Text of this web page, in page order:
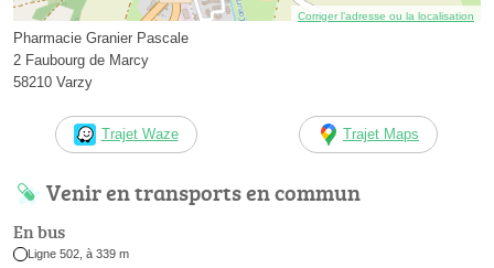
Corriger l’adresse ou la localisation
Pharmacie Granier Pascale
2 Faubourg de Marcy
58210 Varzy
Trajet Waze Trajet Maps
Venir en transports en commun
En bus
Ligne 502, à 339 m